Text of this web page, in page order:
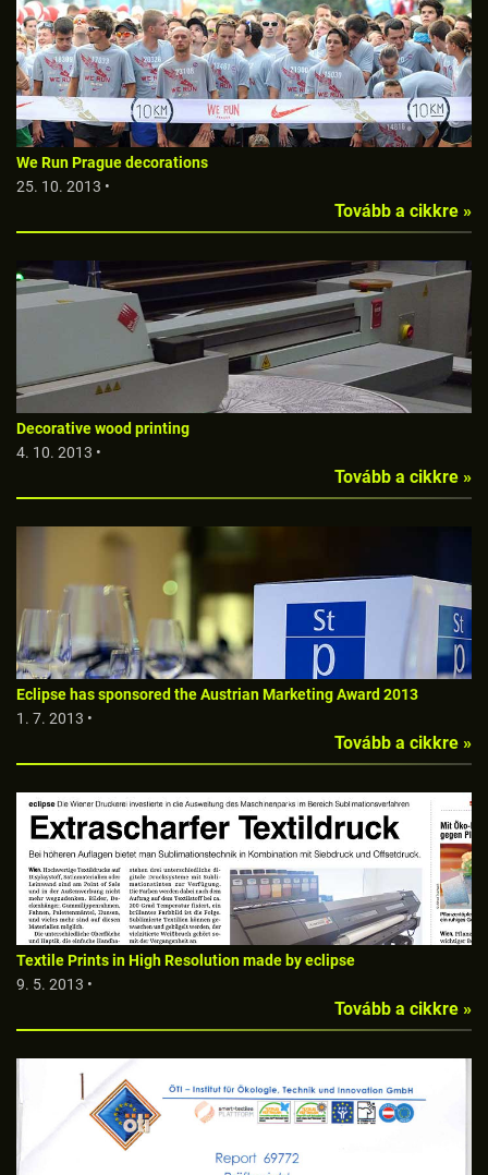
We Run Prague decorations
25. 10. 2013 •
Tovább a cikkre »
Decorative wood printing
4. 10. 2013 •
Tovább a cikkre »
Eclipse has sponsored the Austrian Marketing Award 2013
1. 7. 2013 •
Tovább a cikkre »
Textile Prints in High Resolution made by eclipse
9. 5. 2013 •
Tovább a cikkre »